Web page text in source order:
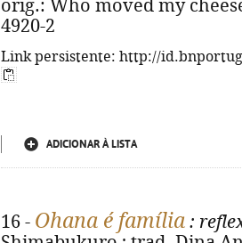
orig.: Who moved my
4920-2
Link persistente: http://
ADICIONAR À LISTA
16 - Ohana é família :